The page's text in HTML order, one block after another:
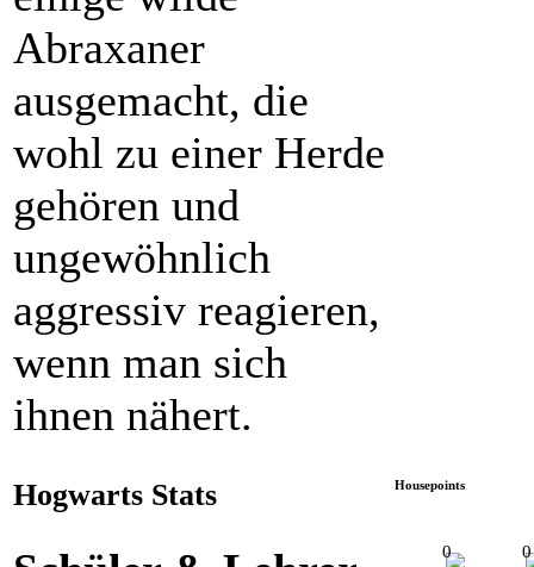
Abraxaner
ausgemacht, die
wohl zu einer Herde
gehören und
ungewöhnlich
aggressiv reagieren,
wenn man sich
ihnen nähert.
Hogwarts Stats Housepoints
0 0